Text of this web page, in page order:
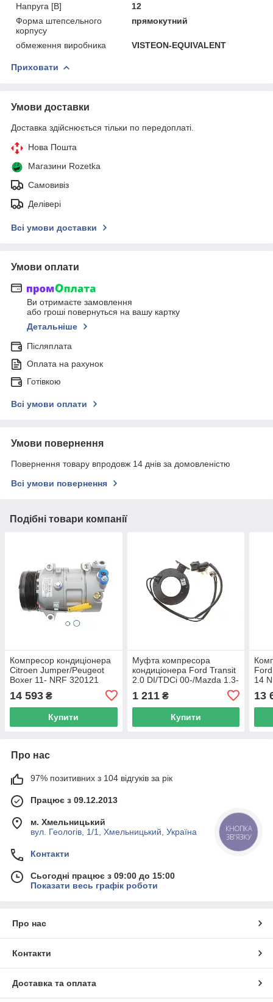
Напруга [В]
12
Форма штепсельного
корпусу
прямокутний
обмеження виробника VISTEON-EQUIVALENT
Приховати
Умови доставки
Доставка здійснюється тільки по передоплаті.
Нова Пошта
Магазини Rozetka
Самовивіз
Делівері
Всі умови доставки
Умови оплати
Ви отримаєте замовлення
або гроші повернуться на вашу картку
Детальніше
Післяплата
Оплата на рахунок
Готівкою
Всі умови оплати
Умови повернення
Повернення товару впродовж 14 днів за домовленістю
Всі умови повернення
Подібні товари компанії
Компресор кондиціонера
Citroen Jumper/Peugeot
Boxer 11- NRF 320121
14 593 ₴
Купити
Муфта компресора
кондиціонера Ford Transit
2.0 DI/TDCi 00-/Mazda 1.3-
UA62
1 211₴
Купити
14
13
Про нас
97% позитивних з 104 відгуків за рік
Працює з 09.12.2013
м. Хмельницький
вул. Геологів, 1/1, Хмельницький, Україна
Контакти
Сьогодні працює з 09:00 до 15:00
Показати весь графік роботи
Про нас
Контакти
Доставка та оплата
КНОПКА
ЗВ'ЯЗКУ